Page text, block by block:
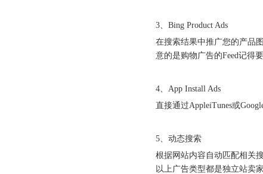
圆满落幕｜冀货出海再添新动能！这场跨境电商闭门会干货拉满→
3、Bing Product Ads
在搜索结果中推广您的产品
意的是购物广告的Feed记得
4、App Install Ads
直接通过AppleiTunes或
5、动态搜索
根据网站内容自动匹配相关
以上广告类型都是独立站卖